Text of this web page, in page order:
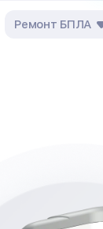
Ремонт БПЛА